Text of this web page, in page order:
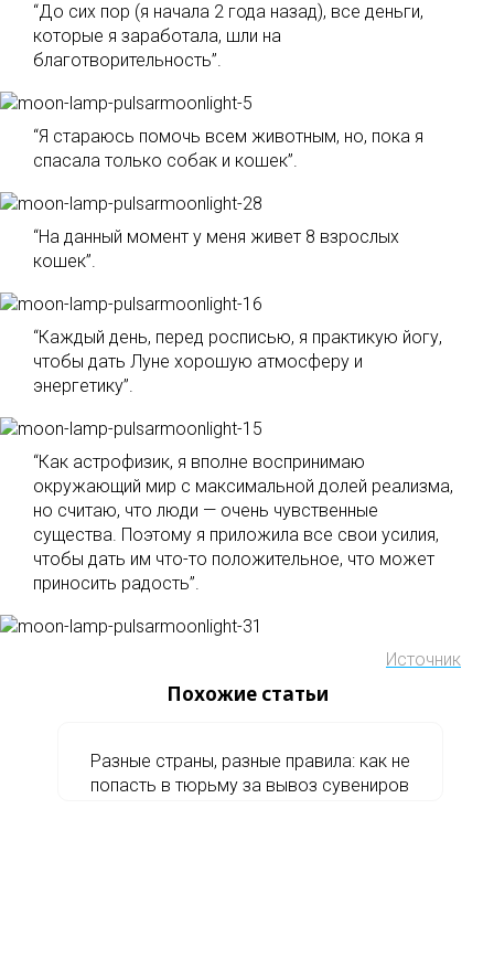
“До сих пор (я начала 2 года назад), все деньги,
которые я заработала, шли на
благотворительность”.
“Я стараюсь помочь всем животным, но, пока я
спасала только собак и кошек”.
“На данный момент у меня живет 8 взрослых
кошек”.
“Каждый день, перед росписью, я практикую йогу,
чтобы дать Луне хорошую атмосферу и
энергетику”.
“Как астрофизик, я вполне воспринимаю
окружающий мир с максимальной долей реализма,
но считаю, что люди — очень чувственные
существа. Поэтому я приложила все свои усилия,
чтобы дать им что-то положительное, что может
приносить радость”.
Источник
Похожие статьи
Разные страны, разные правила: как не
попасть в тюрьму за вывоз сувениров